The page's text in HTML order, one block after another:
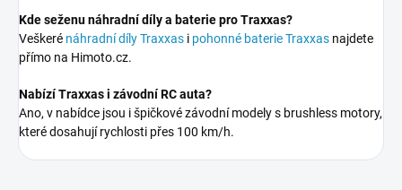
Kde seženu náhradní díly a baterie pro Traxxas?
Veškeré náhradní díly Traxxas i pohonné baterie Traxxas najdete
přímo na Himoto.cz.
Nabízí Traxxas i závodní RC auta?
Ano, v nabídce jsou i špičkové závodní modely s brushless motory,
které dosahují rychlosti přes 100 km/h.